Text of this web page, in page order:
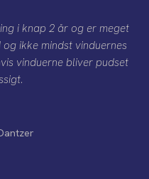
i knap 2 år og er meget
ikke mindst vinduernes
vinduerne bliver pudset